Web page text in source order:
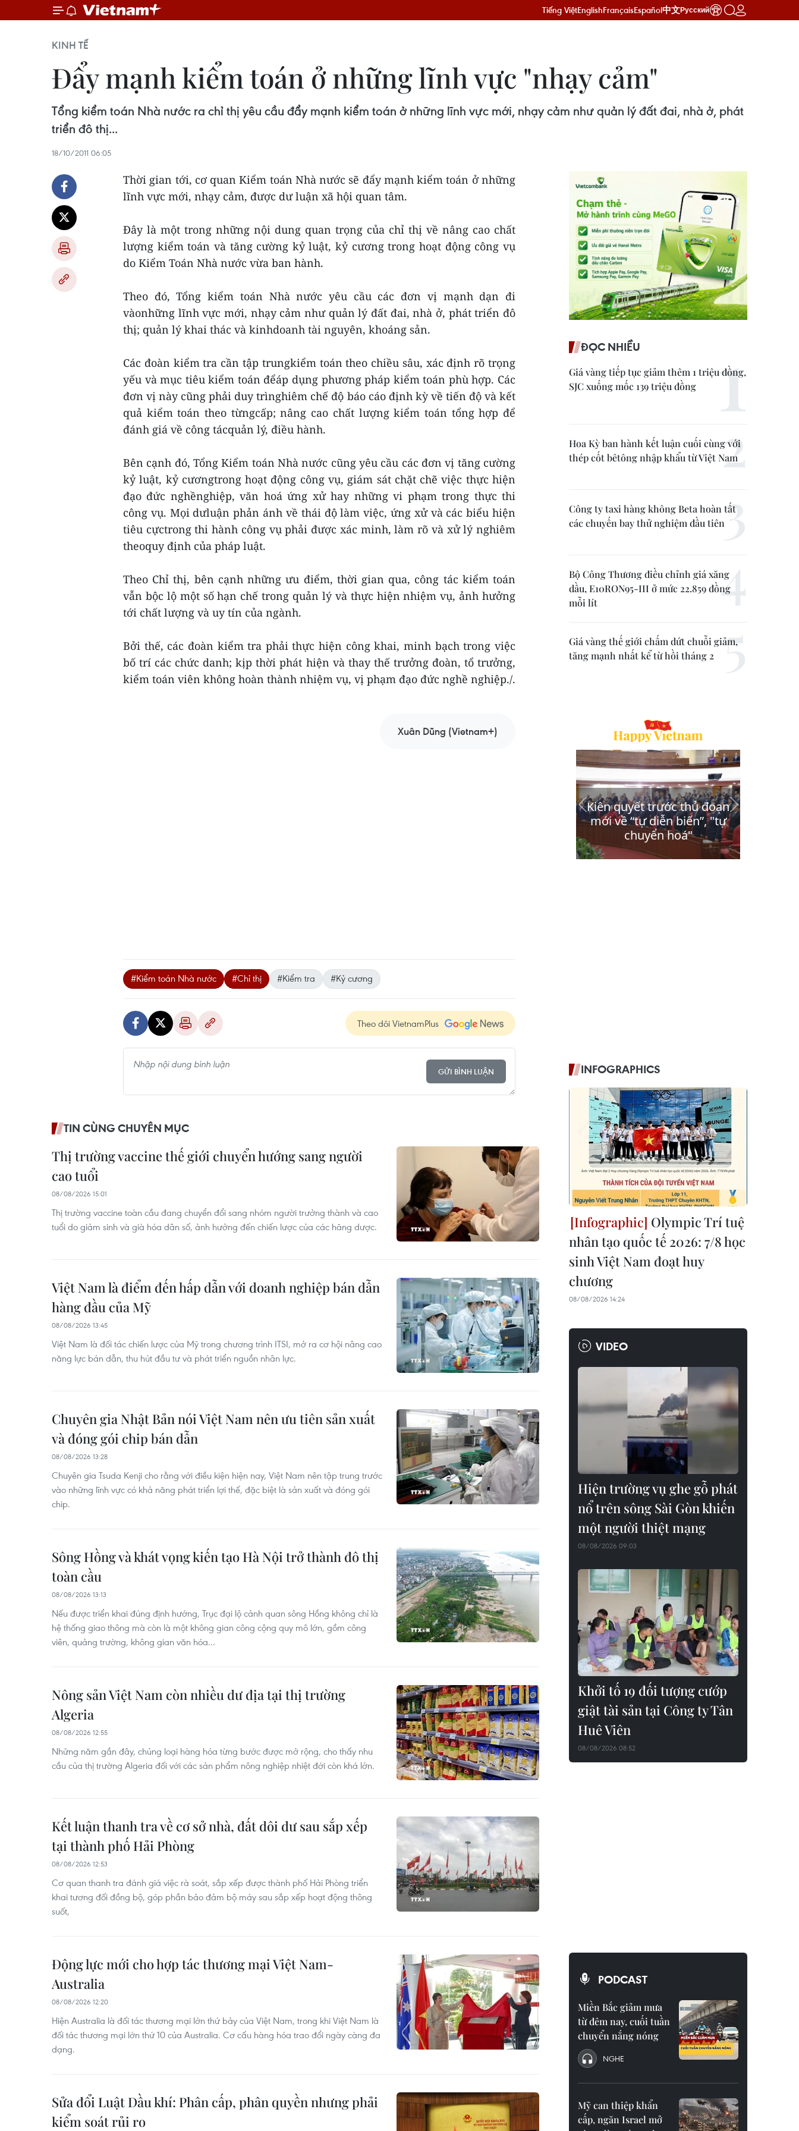
Tiếng ViệtEnglishFrançaisEspañol中文Русский
KINH TẾ
Đẩy mạnh kiểm toán ở những lĩnh vực "nhạy cảm"
Tổng kiểm toán Nhà nước ra chỉ thị yêu cầu đẩy mạnh kiểm toán ở những lĩnh vực mới, nhạy cảm như quản lý đất đai, nhà ở, phát
triển đô thị...
18/10/2011 06:05
Thời gian tới, cơ quan Kiểm toán Nhà nước sẽ đẩy mạnh kiểm toán ở những
lĩnh vực mới, nhạy cảm, được dư luận xã hội quan tâm.
Đây là một trong những nội dung quan trọng của chỉ thị về nâng cao chất
lượng kiểm toán và tăng cường kỷ luật, kỷ cương trong hoạt động công vụ
do Kiểm Toán Nhà nước vừa ban hành.
Theo đó, Tổng kiểm toán Nhà nước yêu cầu các đơn vị mạnh dạn đi
vàonhững lĩnh vực mới, nhạy cảm như quản lý đất đai, nhà ở, phát triển đô
thị; quản lý khai thác và kinhdoanh tài nguyên, khoáng sản.
Các đoàn kiểm tra cần tập trungkiểm toán theo chiều sâu, xác định rõ trọng
yếu và mục tiêu kiểm toán đểáp dụng phương pháp kiểm toán phù hợp. Các
đơn vị này cũng phải duy trìnghiêm chế độ báo cáo định kỳ về tiến độ và kết
quả kiểm toán theo từngcấp; nâng cao chất lượng kiểm toán tổng hợp để
đánh giá về công tácquản lý, điều hành.
Bên cạnh đó, Tổng Kiểm toán Nhà nước cũng yêu cầu các đơn vị tăng cường
kỷ luật, kỷ cươngtrong hoạt động công vụ, giám sát chặt chẽ việc thực hiện
đạo đức nghềnghiệp, văn hoá ứng xử hay những vi phạm trong thực thi
công vụ. Mọi dưluận phản ánh về thái độ làm việc, ứng xử và các biểu hiện
tiêu cựctrong thi hành công vụ phải được xác minh, làm rõ và xử lý nghiêm
theoquy định của pháp luật.
Theo Chỉ thị, bên cạnh những ưu điểm, thời gian qua, công tác kiểm toán
vẫn bộc lộ một số hạn chế trong quản lý và thực hiện nhiệm vụ, ảnh hưởng
tới chất lượng và uy tín của ngành.
Bởi thế, các đoàn kiểm tra phải thực hiện công khai, minh bạch trong việc
bố trí các chức danh; kịp thời phát hiện và thay thế trưởng đoàn, tổ trưởng,
kiểm toán viên không hoàn thành nhiệm vụ, vị phạm đạo đức nghề nghiệp./.
Xuân Dũng (Vietnam+)
#Kiểm toán Nhà nước #Chỉ thị #Kiểm tra #Kỷ cương
Theo dõi VietnamPlus
GỬI BÌNH LUẬN
TIN CÙNG CHUYÊN MỤC
Thị trường vaccine thế giới chuyển hướng sang người
cao tuổi
08/08/2026 15:01
Thị trường vaccine toàn cầu đang chuyển đổi sang nhóm người trưởng thành và cao
tuổi do giảm sinh và già hóa dân số, ảnh hưởng đến chiến lược của các hãng dược.
Việt Nam là điểm đến hấp dẫn với doanh nghiệp bán dẫn
hàng đầu của Mỹ
08/08/2026 13:45
Việt Nam là đối tác chiến lược của Mỹ trong chương trình ITSI, mở ra cơ hội nâng cao
năng lực bán dẫn, thu hút đầu tư và phát triển nguồn nhân lực.
Chuyên gia Nhật Bản nói Việt Nam nên ưu tiên sản xuất
và đóng gói chip bán dẫn
08/08/2026 13:28
Chuyên gia Tsuda Kenji cho rằng với điều kiện hiện nay, Việt Nam nên tập trung trước
vào những lĩnh vực có khả năng phát triển lợi thế, đặc biệt là sản xuất và đóng gói
chip.
Sông Hồng và khát vọng kiến tạo Hà Nội trở thành đô thị
toàn cầu
08/08/2026 13:13
Nếu được triển khai đúng định hướng, Trục đại lộ cảnh quan sông Hồng không chỉ là
hệ thống giao thông mà còn là một không gian công cộng quy mô lớn, gồm công
viên, quảng trường, không gian văn hóa...
Nông sản Việt Nam còn nhiều dư địa tại thị trường
Algeria
08/08/2026 12:55
Những năm gần đây, chủng loại hàng hóa từng bước được mở rộng, cho thấy nhu
cầu của thị trường Algeria đối với các sản phẩm nông nghiệp nhiệt đới còn khá lớn.
Kết luận thanh tra về cơ sở nhà, đất dôi dư sau sắp xếp
tại thành phố Hải Phòng
08/08/2026 12:53
Cơ quan thanh tra đánh giá việc rà soát, sắp xếp được thành phố Hải Phòng triển
khai tương đối đồng bộ, góp phần bảo đảm bộ máy sau sắp xếp hoạt động thông
suốt,
Động lực mới cho hợp tác thương mại Việt Nam-
Australia
08/08/2026 12:20
Hiện Australia là đối tác thương mại lớn thứ bảy của Việt Nam, trong khi Việt Nam là
đối tác thương mại lớn thứ 10 của Australia. Cơ cấu hàng hóa trao đổi ngày càng đa
dạng.
Sửa đổi Luật Dầu khí: Phân cấp, phân quyền nhưng phải
kiểm soát rủi ro
ĐỌC NHIỀU
Giá vàng tiếp tục giảm thêm 1 triệu đồng,
SJC xuống mốc 139 triệu đồng
Hoa Kỳ ban hành kết luận cuối cùng với
thép cốt bêtông nhập khẩu từ Việt Nam
Công ty taxi hàng không Beta hoàn tất
các chuyến bay thử nghiệm đầu tiên
Bộ Công Thương điều chỉnh giá xăng
dầu, E10RON95-III ở mức 22.859 đồng
mỗi lít
Giá vàng thế giới chấm dứt chuỗi giảm,
tăng mạnh nhất kể từ hồi tháng 2
INFOGRAPHICS
Olympic Trí tuệ
nhân tạo quốc tế 2026: 7/8 học
sinh Việt Nam đoạt huy
chương
08/08/2026 14:24
VIDEO
Hiện trường vụ ghe gỗ phát
nổ trên sông Sài Gòn khiến
một người thiệt mạng
08/08/2026 09:03
Khởi tố 19 đối tượng cướp
giật tài sản tại Công ty Tân
Huê Viên
08/08/2026 08:52
PODCAST
Miền Bắc giảm mưa
từ đêm nay, cuối tuần
chuyển nắng nóng
NGHE
Mỹ can thiệp khẩn
cấp, ngăn Israel mở